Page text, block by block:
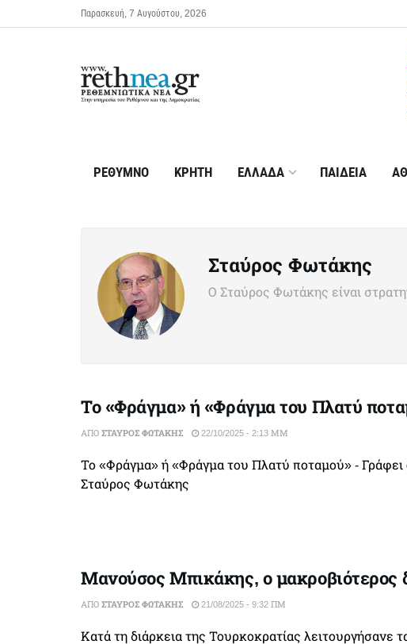
Παρασκευή, 7 Αυγούστου, 2026
ΡΕΘΥΜΝΟ ΚΡΗΤΗ ΕΛΛΑΔΑ ΠΑΙΔΕΙΑ
Σταύρος Φωτάκης
Ο Σταύρος Φωτάκης είναι
Το «Φράγμα» ή «Φράγμα του Πλατύ
ΑΠΌ ΣΤΑΎΡΟΣ ΦΩΤΆΚΗΣ 22/10/2025 - 2:13 ΜΜ
Το «Φράγμα» ή «Φράγμα του Πλατύ ποταμού» - Γράφει
Σταύρος Φωτάκης
Μανούσος Μπικάκης, ο μακροβιότερος
ΑΠΌ ΣΤΑΎΡΟΣ ΦΩΤΆΚΗΣ 21/08/2025 - 9:32 ΠΜ
Κατά τη διάρκεια της Τουρκοκρατίας λειτουργήσανε